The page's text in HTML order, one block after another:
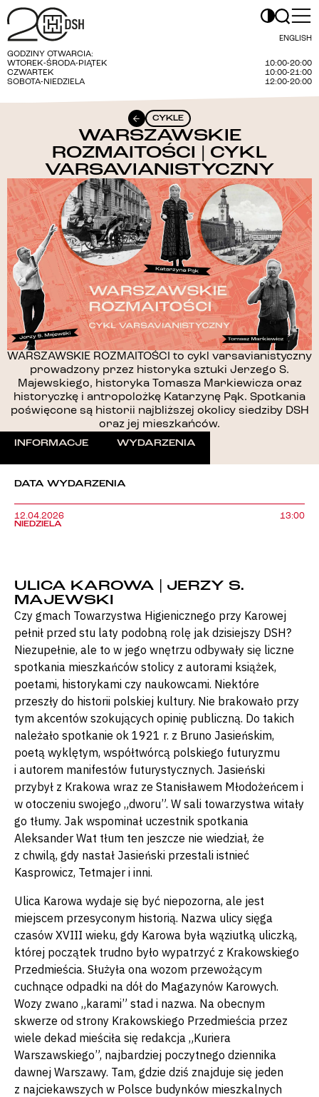
ENGLISH
GODZINY OTWARCIA:
WTOREK-ŚRODA-PIĄTEK
10:00-20:00
CZWARTEK
10:00-21:00
SOBOTA-NIEDZIELA
12:00-20:00
CYKLE
WARSZAWSKIE
ROZMAITOŚCI | CYKL
VARSAVIANISTYCZNY
WARSZAWSKIE ROZMAITOŚCI to cykl varsavianistyczny
prowadzony przez historyka sztuki Jerzego S.
Majewskiego, historyka Tomasza Markiewicza oraz
historyczkę i antropolożkę Katarzynę Pąk. Spotkania
poświęcone są historii najbliższej okolicy siedziby DSH
oraz jej mieszkańców.
INFORMACJE
WYDARZENIA
DATA WYDARZENIA
12.04.2026
NIEDZIELA
13:00
ULICA KAROWA | JERZY S.
MAJEWSKI
Czy gmach Towarzystwa Higienicznego przy Karowej
pełnił przed stu laty podobną rolę jak dzisiejszy DSH?
Niezupełnie, ale to w jego wnętrzu odbywały się liczne
spotkania mieszkańców stolicy z autorami książek,
poetami, historykami czy naukowcami. Niektóre
przeszły do historii polskiej kultury. Nie brakowało przy
tym akcentów szokujących opinię publiczną. Do takich
należało spotkanie ok 1921 r. z Bruno Jasieńskim,
poetą wyklętym, współtwórcą polskiego futuryzmu
i autorem manifestów futurystycznych. Jasieński
przybył z Krakowa wraz ze Stanisławem Młodożeńcem i
w otoczeniu swojego „dworu”. W sali towarzystwa witały
go tłumy. Jak wspominał uczestnik spotkania
Aleksander Wat tłum ten jeszcze nie wiedział, że
z chwilą, gdy nastał Jasieński przestali istnieć
Kasprowicz, Tetmajer i inni.
Ulica Karowa wydaje się być niepozorna, ale jest
miejscem przesyconym historią. Nazwa ulicy sięga
czasów XVIII wieku, gdy Karowa była wąziutką uliczką,
której początek trudno było wypatrzyć z Krakowskiego
Przedmieścia. Służyła ona wozom przewożącym
cuchnące odpadki na dół do Magazynów Karowych.
Wozy zwano „karami” stad i nazwa. Na obecnym
skwerze od strony Krakowskiego Przedmieścia przez
wiele dekad mieściła się redakcja „Kuriera
Warszawskiego”, najbardziej poczytnego dziennika
dawnej Warszawy. Tam, gdzie dziś znajduje się jeden
z najciekawszych w Polsce budynków mieszkalnych